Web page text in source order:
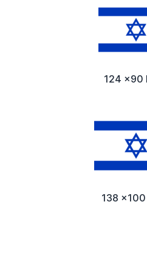
124 x90
138